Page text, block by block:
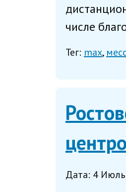
числе
Тег: max
Дата: 4